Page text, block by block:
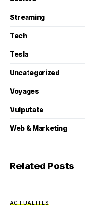
Streaming
Tech
Tesla
Uncategorized
Voyages
Vulputate
Web & Marketing
Related Posts
ACTUALITÉS